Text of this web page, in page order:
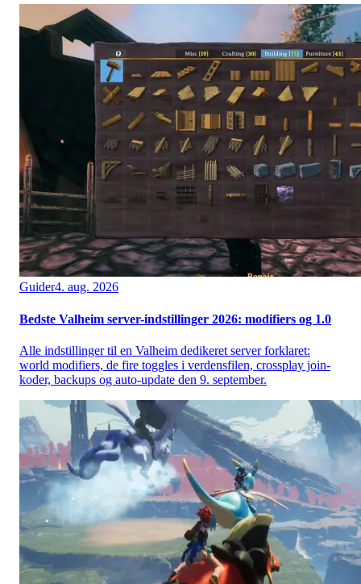
Guider4. aug. 2026
Bedste Valheim server-indstillinger 2026: modifiers og 1.0
Alle indstillinger til en Valheim dedikeret server forklaret:
world modifiers, de fire toggles i verdensfilen, crossplay join-
koder, backups og auto-update den 9. september.